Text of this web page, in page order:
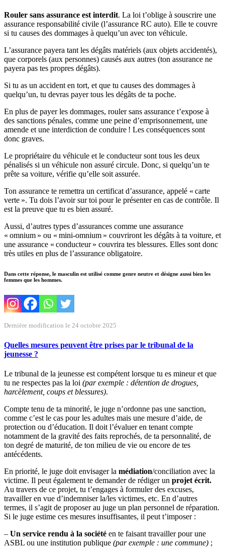
Rouler sans assurance est interdit. La loi t’oblige à souscrire une
assurance responsabilité civile (l’assurance RC auto). Elle te couvre
si tu causes des dommages à quelqu’un avec ton véhicule.
L’assurance payera tant les dégâts matériels (aux objets accidentés),
que corporels (aux personnes) causés aux autres (ton assurance ne
payera pas tes propres dégâts).
Si tu as un accident en tort, et que tu causes des dommages à
quelqu’un, tu devras payer tous les dégâts de ta poche.
En plus de payer les dommages, rouler sans assurance t’expose à
des sanctions pénales, comme une peine d’emprisonnement, une
amende et une interdiction de conduire ! Les conséquences sont
donc graves.
Le propriétaire du véhicule et le conducteur sont tous les deux
pénalisés si un véhicule non assuré circule. Donc, si quelqu’un te
prête sa voiture, vérifie qu’elle soit assurée.
Ton assurance te remettra un certificat d’assurance, appelé « carte
verte ». Tu dois l’avoir sur toi pour le présenter en cas de contrôle. Il
est la preuve que tu es bien assuré.
Aussi, d’autres types d’assurances comme une assurance
« omnium » ou « mini-omnium » couvriront les dégâts à ta voiture, et
une assurance « conducteur » couvrira tes blessures. Elles sont donc
très utiles en plus de l’assurance obligatoire.
Dans cette réponse, le masculin est utilisé comme genre neutre et désigne aussi bien les
femmes que les hommes.
Dernière modification le 24 octobre 2025
Quelles mesures peuvent être prises par le tribunal de la
jeunesse ?
Le tribunal de la jeunesse est compétent lorsque tu es mineur et que
tu ne respectes pas la loi (par exemple : détention de drogues,
harcèlement, coups et blessures).
Compte tenu de ta minorité, le juge n’ordonne pas une sanction,
comme c’est le cas pour les adultes mais une mesure d’aide, de
protection ou d’éducation. Il doit l’évaluer en tenant compte
notamment de la gravité des faits reprochés, de ta personnalité, de
ton degré de maturité, de ton milieu de vie ou encore de tes
antécédents.
En priorité, le juge doit envisager la médiation/conciliation avec la
victime. Il peut également te demander de rédiger un projet écrit.
Au travers de ce projet, tu t’engages à formuler des excuses,
travailler en vue d’indemniser la/les victimes, etc. En d’autres
termes, il s’agit de proposer au juge un plan personnel de réparation.
Si le juge estime ces mesures insuffisantes, il peut t’imposer :
– Un service rendu à la société en te faisant travailler pour une
ASBL ou une institution publique (par exemple : une commune) ;